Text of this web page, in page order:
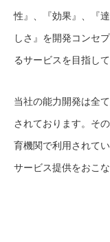
性』、『効果』、『
しさ』を開発コンセ
るサービスを目指して
当社の能力開発は全
されております。そ
育機関で利用されて
サービス提供をおこな